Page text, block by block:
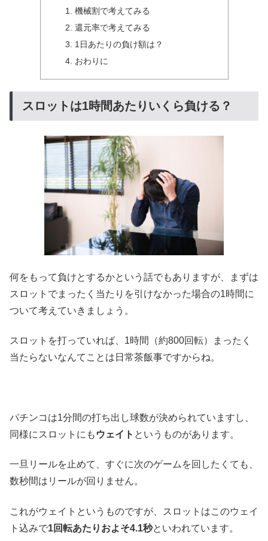
機械割で考えてみる
還元率で考えてみる
1日あたりの負け額は？
おわりに
スロットは1時間あたりいくら負ける？
何をもって負けとするかという話でもありますが、まずは
スロットでまったく当たりを引けなかった場合の1時間に
ついて考えていきましょう。
スロットを打っていれば、1時間（約800回転）まったく
当たらないなんてことは日常茶飯事ですからね。
パチンコは1分間の打ち出し球数が決められていますし、
同様にスロットにも ウェイト というものがあります。
一旦リールを止めて、すぐに次のゲームを回したくても、
数秒間はリールが回りません。
これがウェイトというものですが、スロットはこのウェイ
ト込みで1回転あたりおよそ4.1秒といわれています。